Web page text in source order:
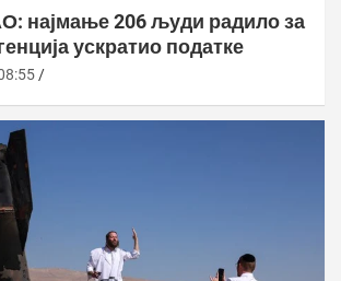
најмање 206 људи радило за
ускратио податке